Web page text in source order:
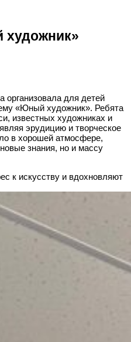
организовала для детей
«Юный художник». Ребята
известных художниках и
эрудицию и творческое
в хорошей атмосфере,
знания, но и массу
к искусству и вдохновляют